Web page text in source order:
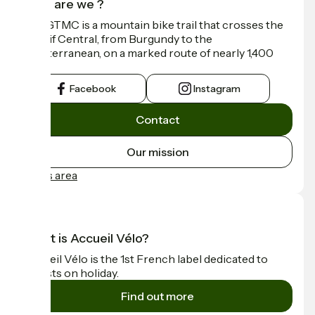
Who are we ?
The GTMC is a mountain bike trail that crosses the
Massif Central, from Burgundy to the
Mediterranean, on a marked route of nearly 1,400
Facebook Instagram
Contact
Our mission
Press area
What is Accueil Vélo?
Accueil Vélo is the 1st French label dedicated to
cyclists on holiday.
Find out more